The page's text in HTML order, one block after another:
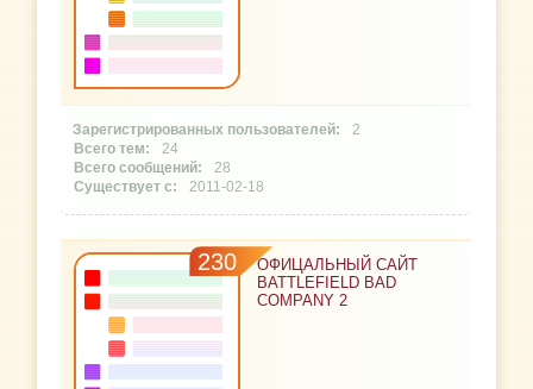
2
24
28
2011-02-18
230
ОФИЦАЛЬНЫЙ САЙТ
BATTLEFIELD BAD
COMPANY 2